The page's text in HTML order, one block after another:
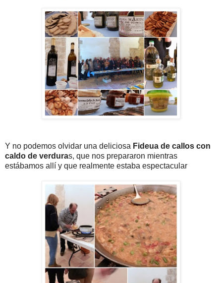
Y no podemos olvidar una deliciosa Fideua de callos con
caldo de verduras, que nos prepararon mientras
estábamos allí y que realmente estaba espectacular